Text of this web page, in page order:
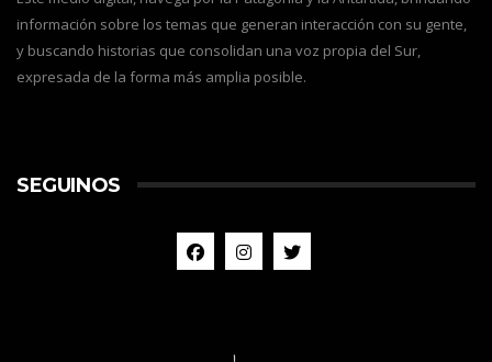
información sobre los temas que generan interacción con su gente,
y buscando historias que consolidan una voz propia del Sur,
expresada de la forma más amplia posible.
SEGUINOS